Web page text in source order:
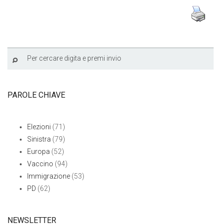
PAROLE CHIAVE
Elezioni (71)
Sinistra (79)
Europa (52)
Vaccino (94)
Immigrazione (53)
PD (62)
NEWSLETTER